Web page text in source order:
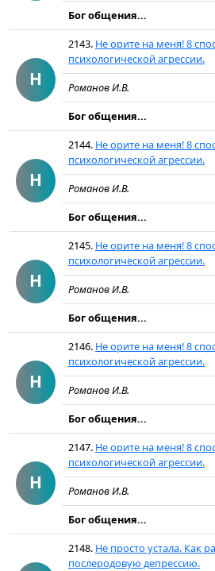
Бог общения...
Н
2143. Не орите на меня! 8
психологической агрессии.
Романов И.В.
Бог общения...
Н
2144. Не орите на меня! 8
психологической агрессии.
Романов И.В.
Бог общения...
Н
2145. Не орите на меня! 8
психологической агрессии.
Романов И.В.
Бог общения...
Н
2146. Не орите на меня! 8
психологической агрессии.
Романов И.В.
Бог общения...
Н
2147. Не орите на меня! 8
психологической агрессии.
Романов И.В.
Бог общения...
2148. Не просто устала. Как
послеродовую депрессию.